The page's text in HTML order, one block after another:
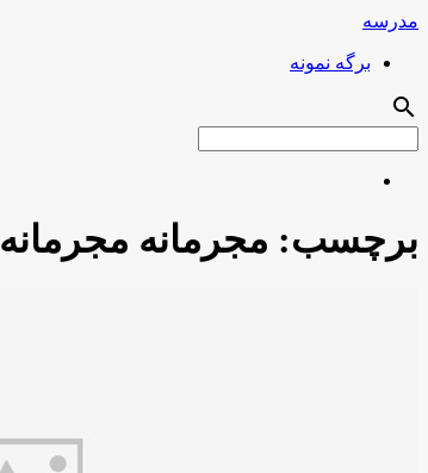
مدرسه
برگه نمونه
search
برچسب: مجرمانه مجرمانه